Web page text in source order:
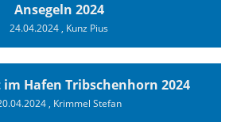
Ansegeln 2024
24.04.2024, Kunz Pius
Hafen Tribschenhorn 2024
, Krimmel Stefan